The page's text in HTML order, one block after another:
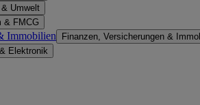
& Umwelt
& FMCG
Immobilien Finanzen, Versicherungen &
Elektronik